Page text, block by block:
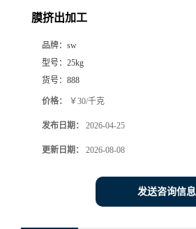
膜挤出加工
品牌： sw
型号： 25kg
货号： 888
价格： ￥30/千克
发布日期： 2026-04-25
更新日期： 2026-08-08
发送咨询信息